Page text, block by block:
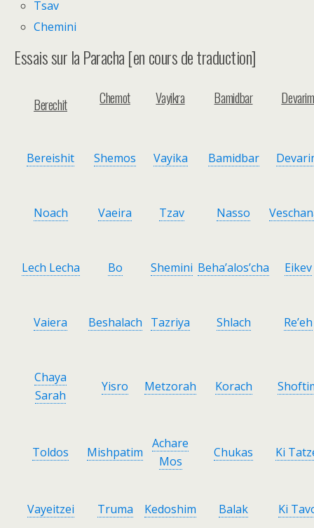
Tsav
Chemini
Essais sur la Paracha [en cours de traduction]
Berechit Chemot Vayikra Bamidbar Devarim
Bereishit Shemos Vayika Bamidbar
Noach Vaeira Tzav Nasso
Lech Lecha Bo Shemini Beha’alos’cha Eikev
Vaiera Beshalach Tazriya Shlach Re’eh
Chaya
Sarah
Yisro Metzorah Korach
Toldos Mishpatim
Achare
Mos
Chukas Ki
Vayeitzei Truma Kedoshim Balak Ki